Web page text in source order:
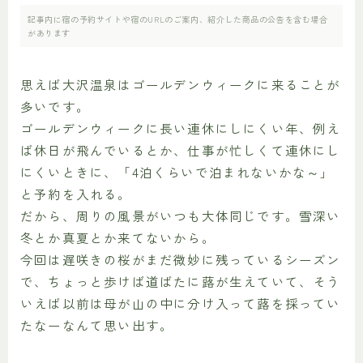
記事内に宿の予約サイトや宿のURLのご案内、紹介した商品の公告を含む場合
があります
思えば大沢温泉はゴールデンウィークに来ることが
多いです。
ゴールデンウィークに長い連休にしにくい年、例え
ば休日が飛んでいるとか、仕事が忙しくて連休にし
にくいときに、「4泊くらいで泊まれないかな～」
と予約を入れる。
だから、周りの風景がいつも大体同じです。雪深い
冬とか真夏とか来てないから。
今回は遅咲きの桜がまだ微妙に残っているシーズン
で、ちょっと歩けば道ばたに蕗が生えていて、そう
いえば以前は母が山の中に分け入って蕗を採ってい
たなーなんて思い出す。